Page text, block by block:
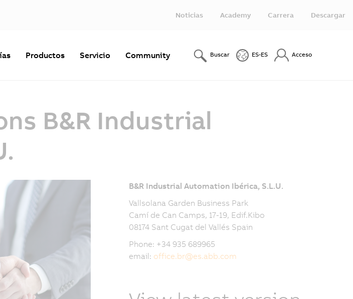
Noticias Academy Carrera Descargar
Productos Servicio Community Buscar ES-ES Acceso
B&R Industrial
B&R Industrial Automation Ibérica, S.L.U.
Vallsolana Garden Business Park
Camí de Can Camps, 17-19, Edif.Kibo
08174 Sant Cugat del Vallés Spain
Phone: +34 935 689965
email: office.br@es.abb.com